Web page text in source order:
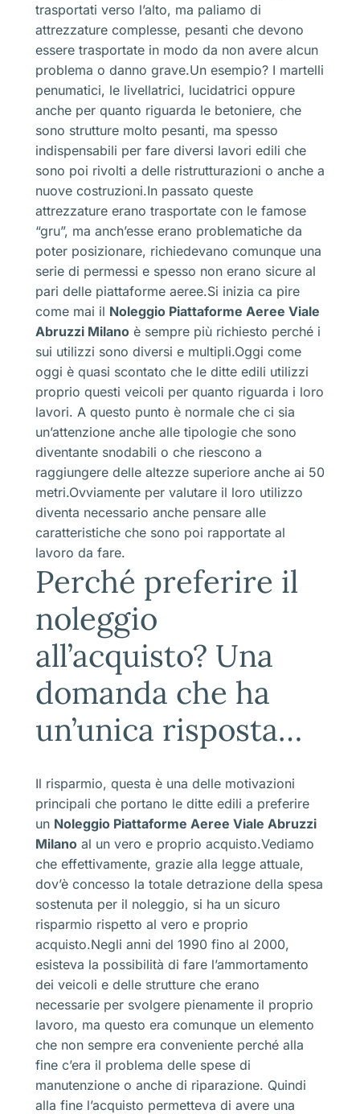
trasportati verso l’alto, ma paliamo di
attrezzature complesse, pesanti che devono
essere trasportate in modo da non avere alcun
problema o danno grave.Un esempio? I martelli
penumatici, le livellatrici, lucidatrici oppure
anche per quanto riguarda le betoniere, che
sono strutture molto pesanti, ma spesso
indispensabili per fare diversi lavori edili che
sono poi rivolti a delle ristrutturazioni o anche a
nuove costruzioni.In passato queste
attrezzature erano trasportate con le famose
“gru”, ma anch’esse erano problematiche da
poter posizionare, richiedevano comunque una
serie di permessi e spesso non erano sicure al
pari delle piattaforme aeree.Si inizia ca pire
come mai il Noleggio Piattaforme Aeree Viale
Abruzzi Milano è sempre più richiesto perché i
sui utilizzi sono diversi e multipli.Oggi come
oggi è quasi scontato che le ditte edili utilizzi
proprio questi veicoli per quanto riguarda i loro
lavori. A questo punto è normale che ci sia
un’attenzione anche alle tipologie che sono
diventante snodabili o che riescono a
raggiungere delle altezze superiore anche ai 50
metri.Ovviamente per valutare il loro utilizzo
diventa necessario anche pensare alle
caratteristiche che sono poi rapportate al
lavoro da fare.
Perché preferire il
noleggio
all’acquisto? Una
domanda che ha
un’unica risposta…
Il risparmio, questa è una delle motivazioni
principali che portano le ditte edili a preferire
un Noleggio Piattaforme Aeree Viale Abruzzi
Milano al un vero e proprio acquisto.Vediamo
che effettivamente, grazie alla legge attuale,
dov’è concesso la totale detrazione della spesa
sostenuta per il noleggio, si ha un sicuro
risparmio rispetto al vero e proprio
acquisto.Negli anni del 1990 fino al 2000,
esisteva la possibilità di fare l’ammortamento
dei veicoli e delle strutture che erano
necessarie per svolgere pienamente il proprio
lavoro, ma questo era comunque un elemento
che non sempre era conveniente perché alla
fine c’era il problema delle spese di
manutenzione o anche di riparazione. Quindi
alla fine l’acquisto permetteva di avere una